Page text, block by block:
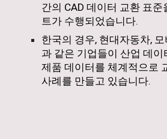
간의 CAD 데이터 교환 표
트가 수행되었습니다.
한국의 경우, 현대자동차,
과 같은 기업들이 산업 데이
제품 데이터를 체계적으로
사례를 만들고 있습니다.